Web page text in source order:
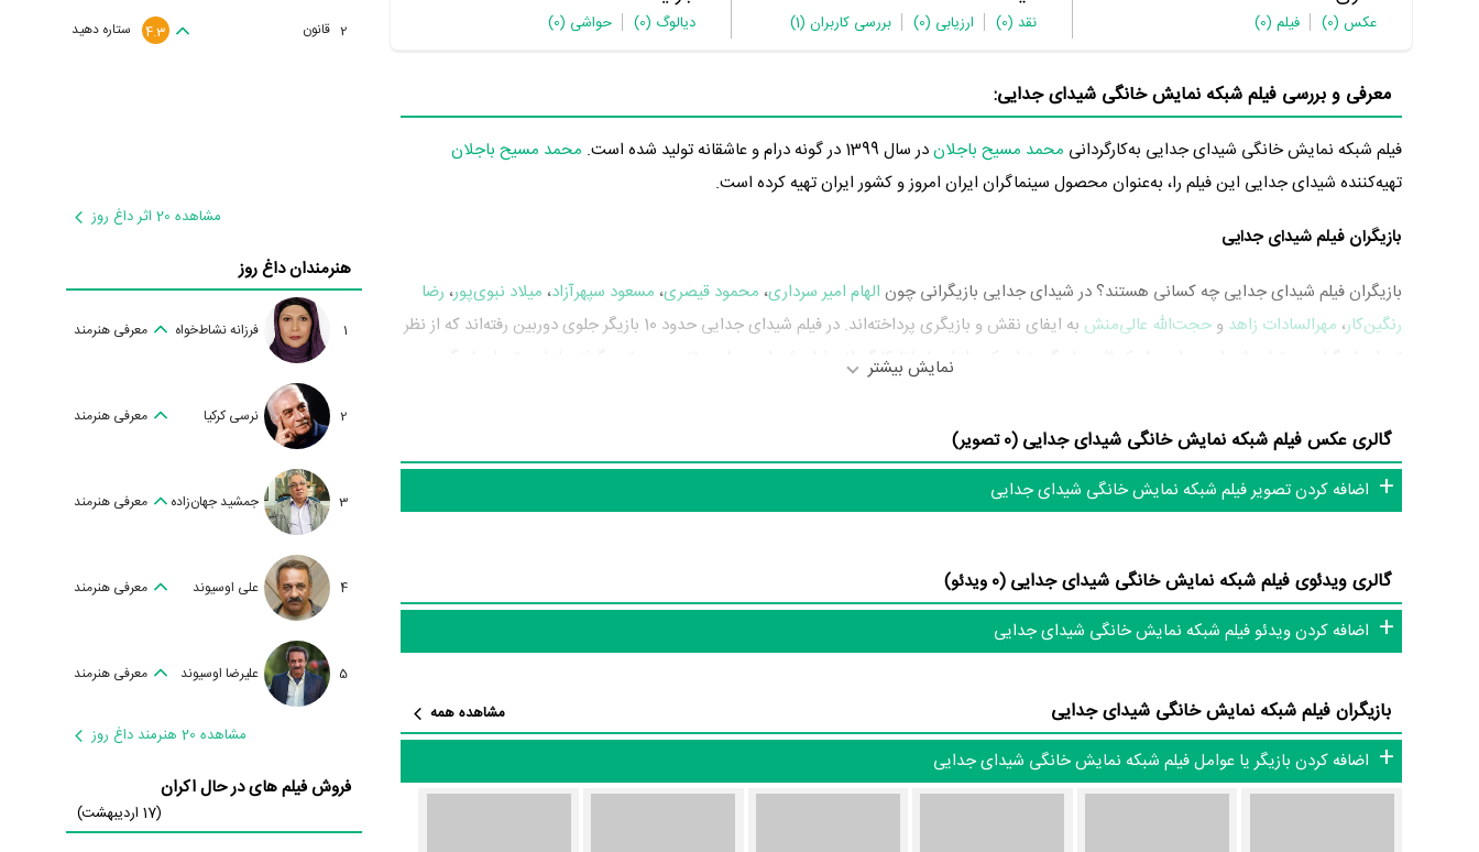
عکس (0) فیلم (0) نقد (0) ارزیابی (0) بررسی کاربران (1) دیالوگ (0) حواشی (0)
معرفی و بررسی فیلم شبکه نمایش خانگی شیدای جدایی:
فیلم شبکه نمایش خانگی شیدای جدایی به‌کارگردانی محمد مسیح باجلاندر سال 1399 در گونه درام و عاشقانه تولید شده است.
محمد مسیح باجلان
تهیه‌کننده شیدای جدایی این فیلم را، به‌عنوان محصول سینماگران ایران امروز و کشور ایران تهیه کرده است.
بازیگران فیلم شیدای جدایی
بازیگران فیلم شیدای جدایی چه کسانی هستند؟ در شیدای جدایی بازیگرانی چون الهام امیر سرداری، محمود قیصری، مسعود سپهرآزاد، میلاد نبوی‌پور، رضا
رنگین‌کار، مهرالسادات زاهد و حجت‌الله عالی‌منش
به ایفای نقش و بازیگری پرداخته‌اند. در فیلم شیدای جدایی حدود 10 بازیگر جلوی دوربین رفته‌اند که از نظر
تعداد بازیگران می‌توان شیدای جدایی را یک اثر پربازیگر عنوان کرد. از این‌لحاظ کارگردانی فیلم شیدای جدایی باتوجه به بازی گرفتن از این تعداد بازیگر و
جدایی توانسته‌اند در این زمینه موفق باشند و بازی‌های درخشانی را نمایش دهند؟
از دیگر بازیگران فیلم شیدای جدایی می‌توان بهلیلا ورمزیاری،فروغ‌السادات اخوان نوریومحمد سلیمانیاشاره کرد.
داستان فیلم شیدای جدایی
از محتوا و داستان فیلم شیدای جدایی چقدر اطلاع دارید؟ فیلم‌نامه شیدای جدایی توسط
در خلاصه داستانی که یا از سوی تیم رسانه‌ای اثر و یا توسط دیگر رسانه‌ها درباره داستان شیدای جدایی منتشر شده است، می‌خوانیم: «روایتگر قصه دو دوست
به اسم سیاوش و آرش است . که هر دو با نامزد های خود شیدا و مرجان برای یک زندگی خوب تلاش میکنند در این مسیر اتفاق یک غیر قابل پیش بینی برای
افتخارات و جوایز فیلم شیدای جدایی
فیلم شیدای جدایی در میان لیست 100 فیلم برتر تاریخ ایران در سامانه
منظوم
مرجع ارزشگذاری سینما و تلویزیون، رتبه 1 را با امتیاز و رأی مردم کسب کرده
نمایش بیشتر
گالری عکس فیلم شبکه نمایش خانگی شیدای جدایی (0 تصویر)
اضافه کردن تصویر فیلم شبکه نمایش خانگی شیدای جدایی
گالری ویدئوی فیلم شبکه نمایش خانگی شیدای جدایی (0 ویدئو)
اضافه کردن ویدئو فیلم شبکه نمایش خانگی شیدای جدایی
بازیگران فیلم شبکه نمایش خانگی شیدای جدایی مشاهده همه
اضافه کردن بازیگر یا عوامل فیلم شبکه نمایش خانگی شیدای جدایی
2 قانون ستاره دهید 4.3
مشاهده 20 اثر داغ روز
هنرمندان داغ روز
1 فرزانه نشاط‌خواه معرفی هنرمند
2 نرسی کرکیا معرفی هنرمند
3 جمشید جهان‌زاده معرفی هنرمند
4 علی اوسیوند معرفی هنرمند
5 علیرضا اوسیوند معرفی هنرمند
مشاهده 20 هنرمند داغ روز
فروش فیلم های در حال اکران
(17 اردیبهشت)